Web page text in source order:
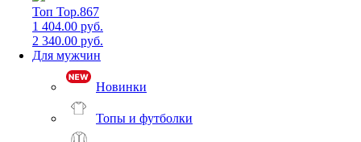
Топ Top.867
1 404.00 руб.
2 340.00 руб.
Для мужчин
Новинки
Топы и футболки